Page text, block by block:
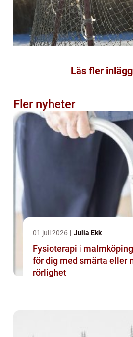
Läs fler
Fler nyheter
01 juli 2026 Julia Ekk
Fysioterapi i malmköping vägledning
för dig med smärta eller
rörlighet